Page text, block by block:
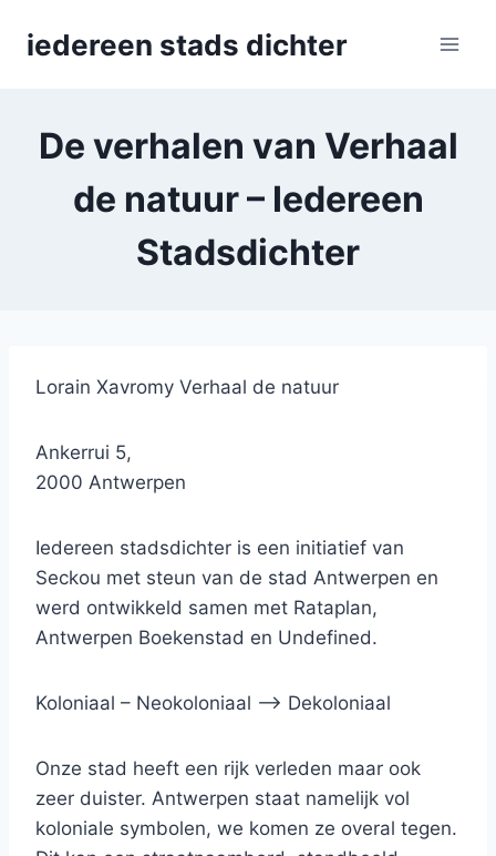
iedereen stads dichter
De verhalen van Verhaal
de natuur – Iedereen
Stadsdichter
Lorain Xavromy Verhaal de natuur
Ankerrui 5,
2000 Antwerpen
Iedereen stadsdichter is een initiatief van
Seckou met steun van de stad Antwerpen en
werd ontwikkeld samen met Rataplan,
Antwerpen Boekenstad en Undefined.
Koloniaal – Neokoloniaal –> Dekoloniaal
Onze stad heeft een rijk verleden maar ook
zeer duister. Antwerpen staat namelijk vol
koloniale symbolen, we komen ze overal tegen.